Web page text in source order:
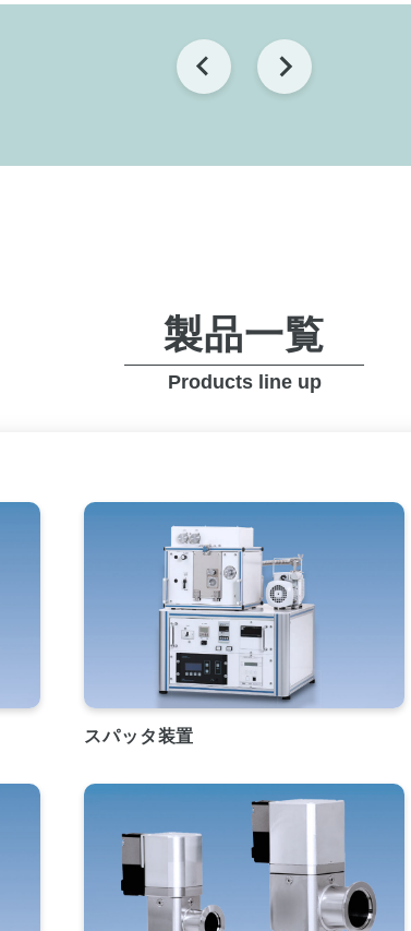
製品一覧
Products line up
スパッタ装置